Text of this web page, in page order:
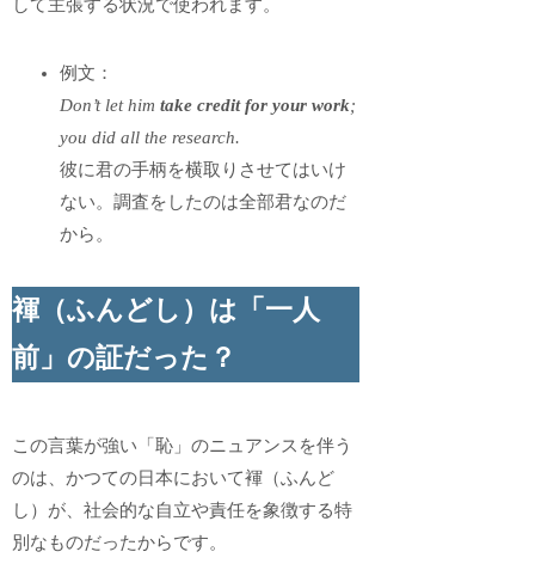
して主張する状況で使われます。
例文：
Don’t let himtake credit for your work;
you did all the research.
彼に君の手柄を横取りさせてはいけ
ない。調査をしたのは全部君なのだ
から。
褌（ふんどし）は「一人
前」の証だった？
この言葉が強い「恥」のニュアンスを伴う
のは、かつての日本において褌（ふんど
し）が、社会的な自立や責任を象徴する特
別なものだったからです。